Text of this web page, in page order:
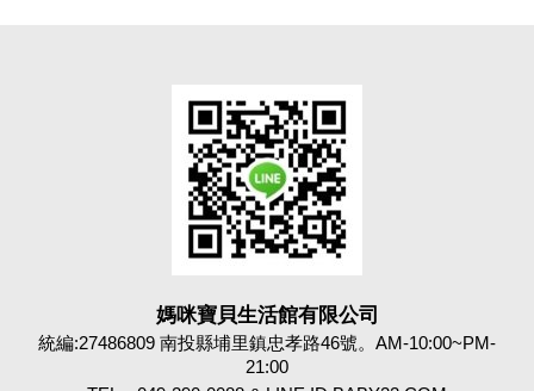
媽咪寶貝生活館有限公司
統編:27486809 南投縣埔里鎮忠孝路46號。AM-10:00~PM-
21:00